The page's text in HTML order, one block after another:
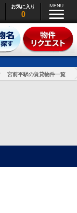
お気に入り
0
宮前平駅の賃貸物件一覧